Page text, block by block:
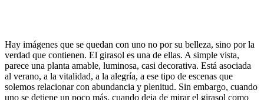
Hay imágenes que se quedan con uno no por su belleza, sino por la
verdad que contienen. El girasol es una de ellas. A simple vista,
parece una planta amable, luminosa, casi decorativa. Está asociada
al verano, a la vitalidad, a la alegría, a ese tipo de escenas que
solemos relacionar con abundancia y plenitud. Sin embargo, cuando
uno se detiene un poco más, cuando deja de mirar el girasol como